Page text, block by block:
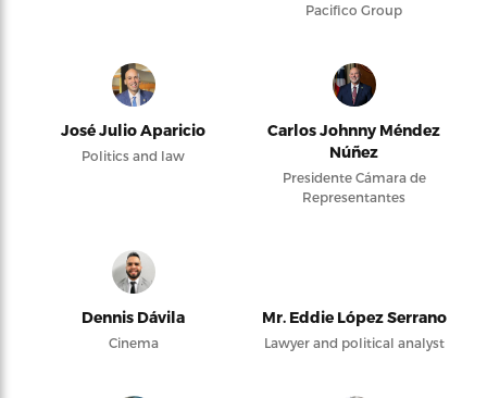
Pacifico Group
José Julio Aparicio
Politics and law
Carlos Johnny Méndez
Núñez
Presidente Cámara de
Representantes
Dennis Dávila
Cinema
Mr. Eddie López Serrano
Lawyer and political analyst